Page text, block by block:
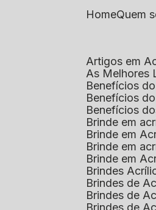
Home
Quem
Artigos em
As
Benefícios
Benefícios
Benefícios
Brinde em
Brinde em
Brinde em
Brinde em
Brindes
Brindes de
Brindes de
Brindes de